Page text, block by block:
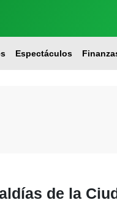
Espectáculos
de la